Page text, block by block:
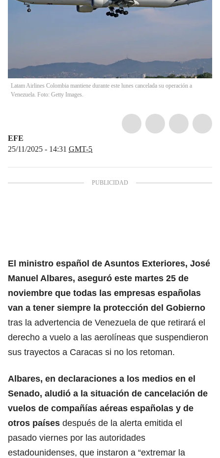
Latam Airlines Colombia mantiene durante este lunes cancelada su operación a
Venezuela. Foto: Getty Images.
EFE
25/11/2025 - 14:31 GMT-5
El ministro español de Asuntos Exteriores, José
Manuel Albares, aseguró este martes 25 de
noviembre que todas las empresas españolas
van a tener siempre la protección del Gobierno
tras la advertencia de Venezuela de que retirará el
derecho a vuelo a las aerolíneas que suspendieron
sus trayectos a Caracas si no los retoman.
Albares, en declaraciones a los medios en el
Senado, aludió a la situación de cancelación de
vuelos de compañías aéreas españolas y de
otros países después de la alerta emitida el
pasado viernes por las autoridades
estadounidenses, que instaron a “extremar la